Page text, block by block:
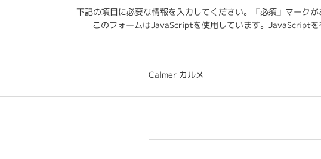
下記の項目に必要な情報を入力してください。「必須」マークが
このフォームはJavaScriptを使用しています。JavaScriptを
Calmer カルメ